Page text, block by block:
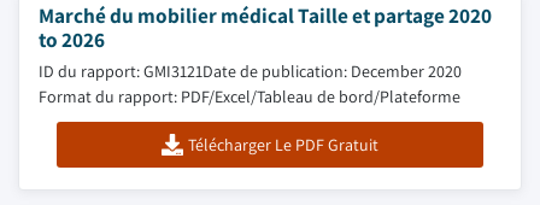
Marché du mobilier médical Taille et partage 2020
to 2026
ID du rapport: GMI3121Date de publication: December 2020
Format du rapport: PDF/Excel/Tableau de bord/Plateforme
Télécharger Le PDF Gratuit